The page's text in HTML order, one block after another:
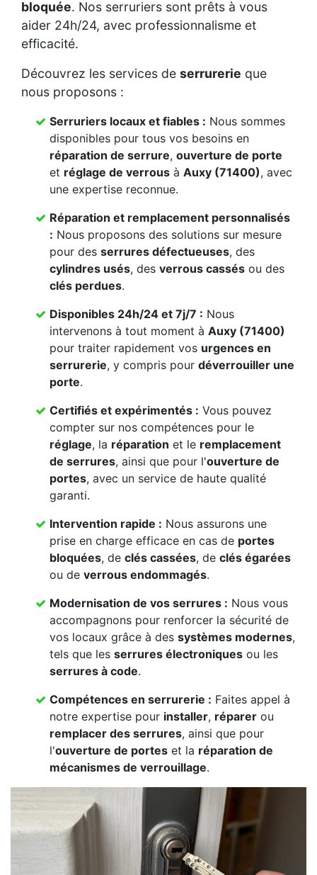
bloquée. Nos serruriers sont prêts à vous
aider 24h/24, avec professionnalisme et
efficacité.
Découvrez les services de serrurerie que
nous proposons :
Serruriers locaux et fiables : Nous sommes
disponibles pour tous vos besoins en
réparation de serrure, ouverture de porte
et réglage de verrous à Auxy (71400), avec
une expertise reconnue.
Réparation et remplacement personnalisés
: Nous proposons des solutions sur mesure
pour des serrures défectueuses, des
cylindres usés, des verrous cassés ou des
clés perdues.
Disponibles 24h/24 et 7j/7 : Nous
intervenons à tout moment à Auxy (71400)
pour traiter rapidement vos urgences en
serrurerie, y compris pour déverrouiller une
porte.
Certifiés et expérimentés : Vous pouvez
compter sur nos compétences pour le
réglage, la réparation et le remplacement
de serrures, ainsi que pour l'ouverture de
portes, avec un service de haute qualité
garanti.
Intervention rapide : Nous assurons une
prise en charge efficace en cas de portes
bloquées, de clés cassées, de clés égarées
ou de verrous endommagés.
Modernisation de vos serrures : Nous vous
accompagnons pour renforcer la sécurité de
vos locaux grâce à des systèmes modernes,
tels que les serrures électroniques ou les
serrures à code.
Compétences en serrurerie : Faites appel à
notre expertise pour installer, réparer ou
remplacer des serrures, ainsi que pour
l'ouverture de portes et la réparation de
mécanismes de verrouillage.